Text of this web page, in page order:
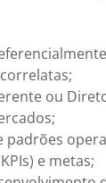
ou
e metas;